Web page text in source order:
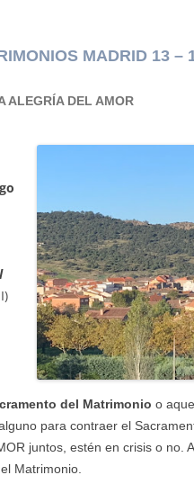
MADRID 13 –
ALEGRÍA DEL AMOR
del Matrimonio o
para contraer el
juntos, estén en crisis o no.
Matrimonio.